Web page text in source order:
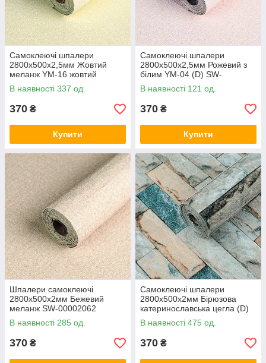
Самоклеючі шпалери
2800х500х2,5мм Жовтий
меланж YM-16 жовтий
меланж SW-00002023
В наявності 337 од.
370 ₴
Купити
Самоклеючі шпалери
2800х500х2,5мм Рожевий з
білим YM-04 (D) SW-
00002024
В наявності 121 од.
370 ₴
Купити
Шпалери самоклеючі
2800х500х2мм Бежевий
меланж SW-00002062
В наявності 285 од.
370 ₴
Самоклеючі шпалери
2800х500х2мм Бірюзова
катеринославська цегла (D)
SW-00001943
В наявності 475 од.
370 ₴